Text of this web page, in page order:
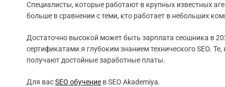
Специалисты, которые работают в крупных известных
больше в сравнении с теми, кто работает в небольших
Достаточно высокой может быть зарплата сеошника в
сертификатами.я глубоким знанием технического SEO.
получают достойные заработные платы.
Для васSEO обучение в SEO Akademiya.